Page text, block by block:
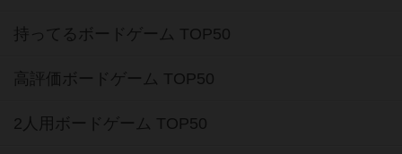
持ってるボードゲーム TOP50
高評価ボードゲーム TOP50
2人用ボードゲーム TOP50